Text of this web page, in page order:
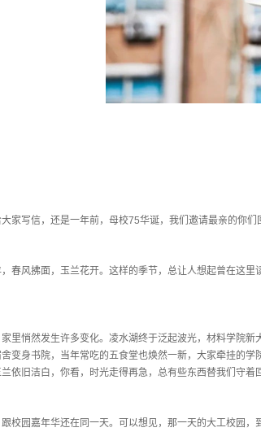
家写信，还是一年前，母校75华诞，我们邀请最亲的你
春风拂面，玉兰花开。这样的季节，总让人想起曾在这
里悄然发生许多变化。凌水湖终于泛起波光，材料学院
变身书院，当年常吃的五食堂也焕然一新，大家牵挂的
依旧洁白，你看，时光走得再急，总有些东西替我们守着
校园嘉年华还在同一天。可以想见，那一天的大工校园